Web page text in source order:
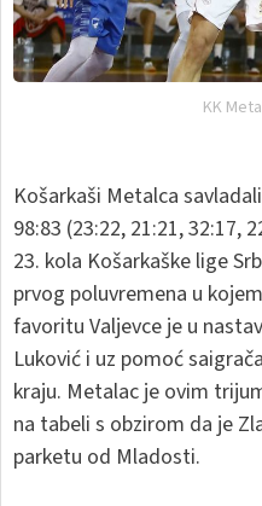
KK
Košarkaši Metalca
98:83 (23:22, 21:21, 32:17,
23. kola Košarkaške lige
prvog poluvremena u
favoritu Valjevce je u
Luković i uz pomoć
kraju. Metalac je ovim
na tabeli s obzirom da je
parketu od Mladosti.